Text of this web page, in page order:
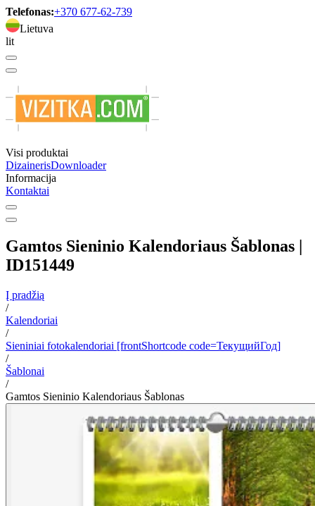
Telefonas:+370 677-62-739
Lietuva
lit
Visi produktai
DizainerisDownloader
Informacija
Kontaktai
Gamtos Sieninio Kalendoriaus Šablonas |
ID151449
Į pradžią
/
Kalendoriai
/
Sieniniai fotokalendoriai [frontShortcode code=ТекущийГод]
/
Šablonai
/
Gamtos Sieninio Kalendoriaus Šablonas